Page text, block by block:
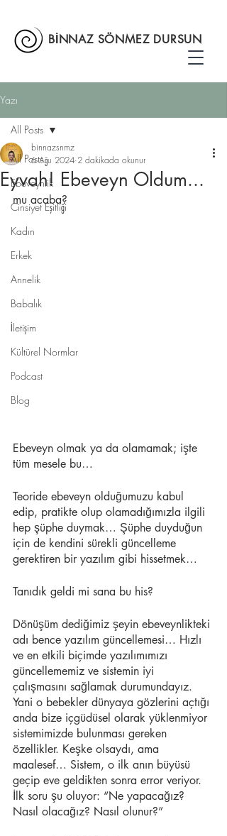
BİNNAZ SÖNMEZ DURSUN
Yazı
All Posts
Ebeveynlik
Cinsiyet Eşitliği
Kadın
Erkek
Annelik
Babalık
İletişim
Kültürel Normlar
Podcast
Blog
All Posts
Eyvah! Ebeveyn Oldum...
binnazsnmz
6 Ağu 2024 2 dakikada okunur
mu acaba?
Ebeveyn olmak ya da olamamak; işte
tüm mesele bu…
Teoride ebeveyn olduğumuzu kabul
edip, pratikte olup olamadığımızla ilgili
hep şüphe duymak… Şüphe duyduğun
için de kendini sürekli güncelleme
gerektiren bir yazılım gibi hissetmek…
Tanıdık geldi mi sana bu his?
Dönüşüm dediğimiz şeyin ebeveynlikteki
adı bence yazılım güncellemesi… Hızlı
ve en etkili biçimde yazılımımızı
güncellememiz ve sistemin iyi
çalışmasını sağlamak durumundayız.
Yani o bebekler dünyaya gözlerini açtığı
anda bize içgüdüsel olarak yüklenmiyor
sistemimizde bulunması gereken
özellikler. Keşke olsaydı, ama
maalesef… Sistem, o ilk anın büyüsü
geçip eve geldikten sonra error veriyor.
İlk soru şu oluyor: “Ne yapacağız?
Nasıl olacağız? Nasıl olunur?”